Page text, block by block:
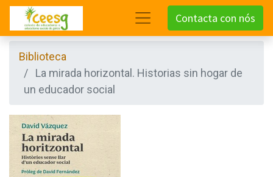
Contacta con nós
Biblioteca
La mirada horizontal. Historias sin hogar de
un educador social